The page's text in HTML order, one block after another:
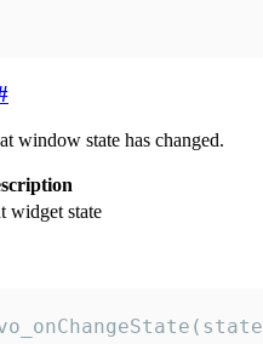
window state has changed.
widget state